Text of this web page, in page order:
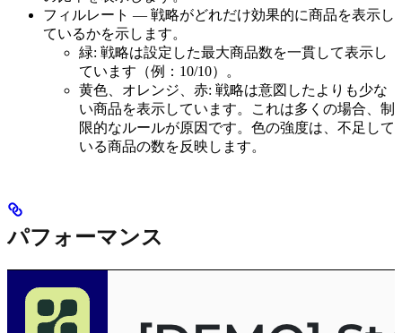
フィルレート — 戦略がどれだけ効果的に商品を表示し
ているかを示します。
緑: 戦略は設定した最大商品数を一貫して表示し
ています（例：10/10）。
黄色、オレンジ、赤: 戦略は意図したよりも少な
い商品を表示しています。これは多くの場合、制
限的なルールが原因です。色の強度は、不足して
いる商品の数を反映します。
パフォーマンス